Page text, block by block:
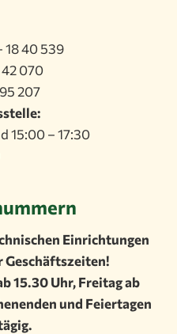
18 40 539
070
207
15:00 – 17:30
Einrichtungen
Geschäftszeiten!
15.30 Uhr, Freitag ab
und Feiertagen